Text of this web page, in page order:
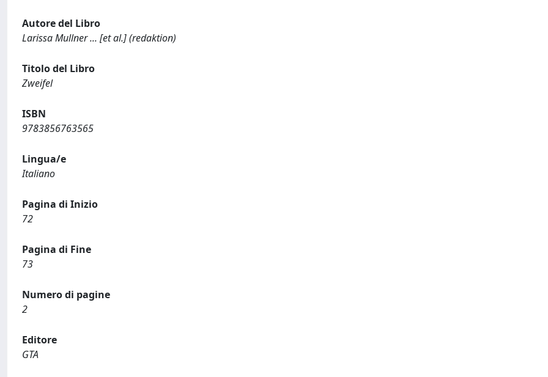
Autore del Libro
Larissa Mullner ... [et al.] (redaktion)
Titolo del Libro
Zweifel
ISBN
9783856763565
Lingua/e
Italiano
Pagina di Inizio
72
Pagina di Fine
73
Numero di pagine
2
Editore
GTA